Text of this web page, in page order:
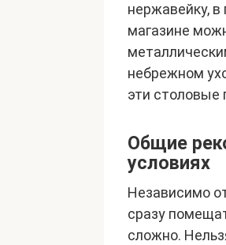
нержавейку,
магазине
небрежном
эти
Общие
условиях
Независимо
сразу
сложно.